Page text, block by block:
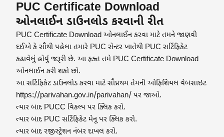
PUC Certificate Download
ઓનલાઈન ડાઉનલોડ કરવાની રીત
PUC Certificate Download ઓનલાઈન કરવા માટે તમને જાણવી
દઈએ કે સૌથી પહેલા તમારે PUC સેન્ટર ખાતેથી PUC સર્ટિફિકેટ
કઢાવેલું હોવું જરૂરી છે. આ ફક્ત તમે PUC Certificate Download
ઓનલાઈન કરી શકો છો.
આ સર્ટિફિકેટ ડાઉનલોડ કરવા માટે સૌપ્રથમ તેમની ઓફિશિયલ વેબસાઇટ
https://parivahan.gov.in/parivahan/ પર જાઓ.
ત્યાર બાદ PUCC વિકલ્પ પર ક્લિક કરો.
ત્યાર બાદ PUC સર્ટિફિકેટ મેનૂ પર ક્લિક કરો.
ત્યાર બાદ રજીસ્ટ્રેશન નંબર દાખલ કરો.